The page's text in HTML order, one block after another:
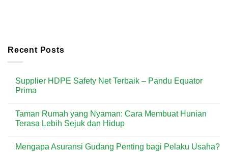
Recent Posts
Supplier HDPE Safety Net Terbaik – Pandu Equator
Prima
on
Supplier
HDPE
Terbaik
Taman Rumah yang Nyaman: Cara Membuat Hunian
Terasa Lebih Sejuk dan Hidup
on
Mengapa Asuransi Gudang Penting bagi Pelaku Usaha?